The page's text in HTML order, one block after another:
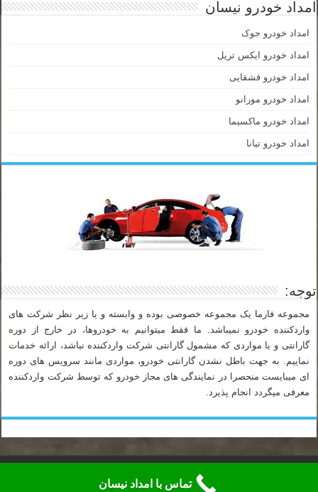
امداد خودرو نیسان
امداد خودرو جوک
امداد خودرو ایکس تریل
امداد خودرو قشقایی
امداد خودرو مورانو
امداد خودرو ماکسیما
امداد خودرو تیانا
توجه:
مجموعه فارما یک مجموعه خصوصی بوده و وابسته و یا زیر نظر شرکت های
واردکننده خودرو نمیباشد. ما فقط میتوانیم به خودروها، در خارج از دوره
گارانتی و یا مواردی که مشمول گارانتی شرکت واردکننده نباشد، ارائه خدمات
نماییم. به جهت باطل نشدن گارانتی خودرو، مواردی مانند سرویس های دوره
ای میبایست منحصرا در نمایندگی های مجاز خودرو که توسط شرکت واردکننده
معرفی میگردد انجام پذیرد.
تلفن شبانه روزی امداد خودرو فارما نیسان: 88925276-021
تمامی حقوق این وبسایت متعلق به "امداد خودرو و اتو سرویس فارما" می باشد.
تماس با امداد نیسان